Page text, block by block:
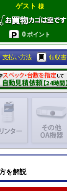
ゲスト 様
0ポイント
支払い方法 領収書
を解説